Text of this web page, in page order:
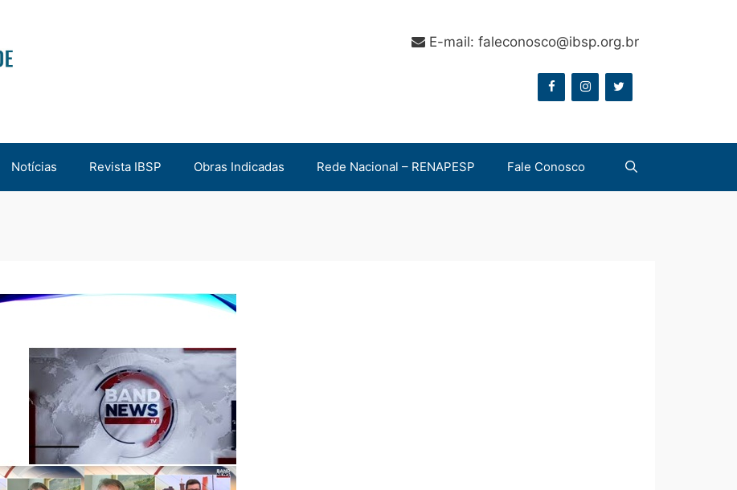
E-mail: faleconosco@ibsp.org.br
Notícias Revista IBSP Obras Indicadas Rede Nacional – RENAPESP Fale Conosco